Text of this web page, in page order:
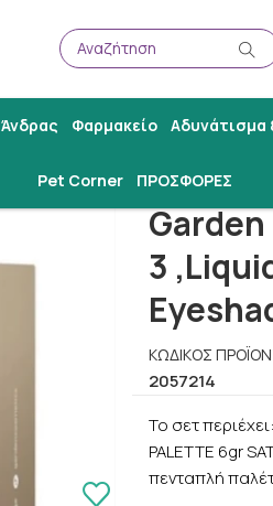
Αναζήτηση
Άνδρας Φαρμακείο Αδυνάτισμα
Pet Corner ΠΡΟΣΦΟΡΕΣ
Αναζήτηση
3
ΚΩΔΙΚΌΣ
2057214
Το σετ
PALETTE 6gr
πενταπλή